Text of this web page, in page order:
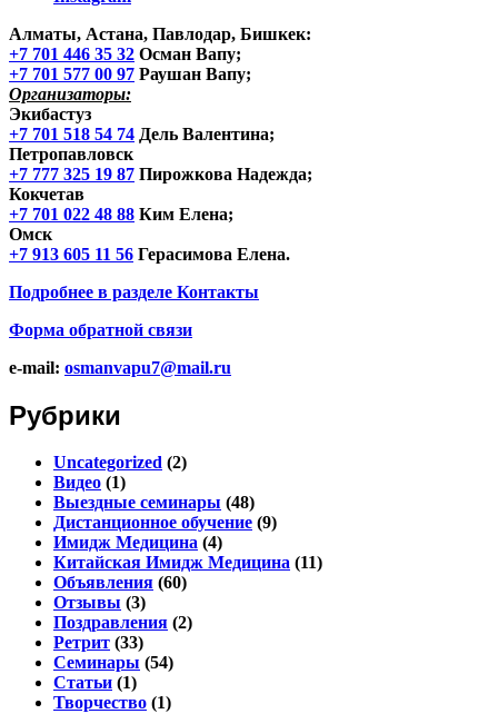
Алматы, Астана, Павлодар, Бишкек:
+7 701 446 35 32 Осман Вапу;
+7 701 577 00 97 Раушан Вапу;
Организаторы:
Экибастуз
+7 701 518 54 74 Дель Валентина;
Петропавловск
+7 777 325 19 87 Пирожкова Надежда;
Кокчетав
+7 701 022 48 88 Ким Елена;
Омск
+7 913 605 11 56 Герасимова Елена.
Подробнее в разделе Контакты
Форма обратной связи
e-mail: osmanvapu7@mail.ru
Рубрики
Uncategorized (2)
Видео (1)
Выездные семинары (48)
Дистанционное обучение (9)
Имидж Медицина (4)
Китайская Имидж Медицина (11)
Объявления (60)
Отзывы (3)
Поздравления (2)
Ретрит (33)
Семинары (54)
Статьи (1)
Творчество (1)